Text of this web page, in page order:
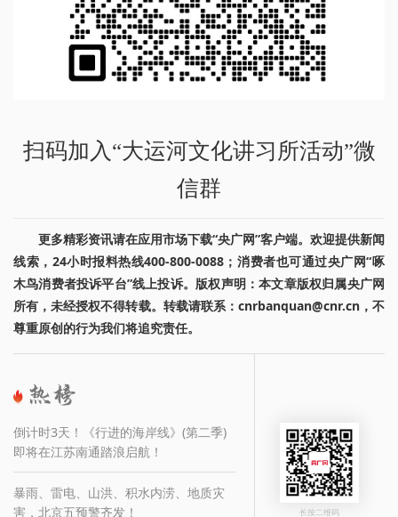
扫码加入“大运河文化讲习所活动”微
信群
更多精彩资讯请在应用市场下载“央广网”客户端。欢迎提供新闻
线索，24小时报料热线400-800-0088；消费者也可通过央广网“啄
木鸟消费者投诉平台”线上投诉。版权声明：本文章版权归属央广网
所有，未经授权不得转载。转载请联系：cnrbanquan@cnr.cn，不
尊重原创的行为我们将追究责任。
倒计时3天！《行进的海岸线》(第二季)
即将在江苏南通踏浪启航！
暴雨、雷电、山洪、积水内涝、地质灾
害，北京五预警齐发！
长按二维码